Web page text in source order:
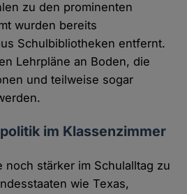
zu den prominenten
wurden bereits
Schulbibliotheken entfernt.
Lehrpläne an Boden, die
und teilweise sogar
im Klassenzimmer
noch stärker im Schulalltag zu
wie Texas,